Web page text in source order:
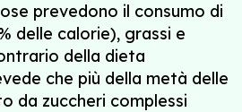
prevedono il consumo di
delle calorie), grassi e
della dieta
che più della metà delle
da zuccheri complessi